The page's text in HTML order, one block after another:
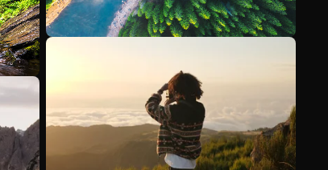
Ver más